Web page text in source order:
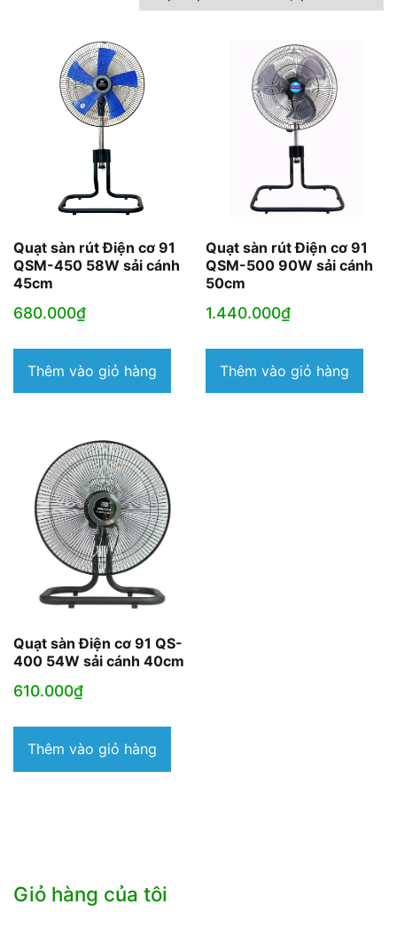
theo
Quạt sàn rút Điện cơ 91
QSM-450 58W sải cánh
45cm
680.000₫
Thêm vào giỏ hàng
Quạt sàn rút Điện cơ 91
QSM-500 90W sải cánh
50cm
1.440.000₫
Thêm vào giỏ hàng
Quạt sàn Điện cơ 91 QS-
400 54W sải cánh 40cm
610.000₫
Thêm vào giỏ hàng
Giỏ hàng của tôi